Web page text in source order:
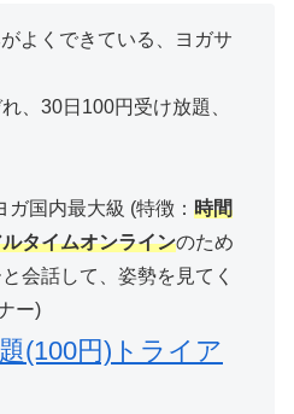
よくできている、ヨガサ
、30日100円受け放題、
ガ国内最大級 (特徴： 時間
タイムオンラインのため
会話して、姿勢を見てく
ー)
(100円)トライア